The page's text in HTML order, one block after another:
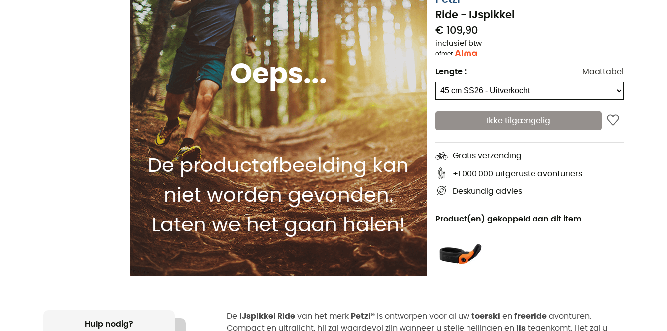
Oeps...
De productafbeelding kan
niet worden gevonden.
Laten we het gaan halen!
Ride - IJspikkel
€ 109,90
inclusief btw
ofmet
Lengte : Maattabel
Ikke tilgængelig
Gratis verzending
+1.000.000 uitgeruste avonturiers
Deskundig advies
Product(en) gekoppeld aan dit item
Hulp nodig?
De IJspikkel Ride van het merk Petzl® is ontworpen voor al uw toerski en freeride avonturen.
Compact en ultralicht, hij zal waardevol zijn wanneer u steile hellingen en ijs tegenkomt. Het zal u